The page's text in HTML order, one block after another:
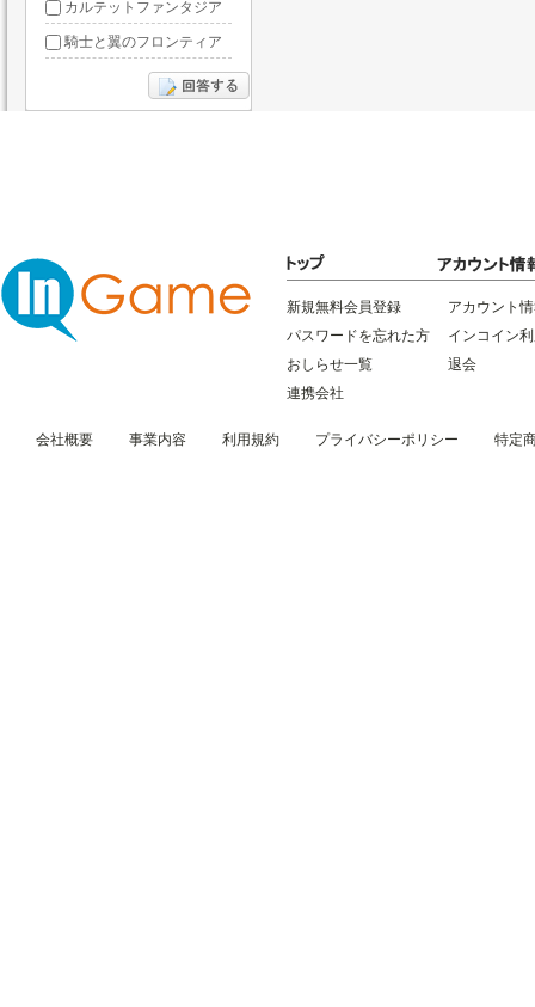
カルテットファンタジア
騎士と翼のフロンティア
ドラグーン・ナイツ
ぶっ飛び三国
新規無料会員登録
パスワードを忘れた方
おしらせ一覧
連携会社
アカウント
インコイン
退会
会社概要 事業内容 利用規約 プライバシーポリシー 特定